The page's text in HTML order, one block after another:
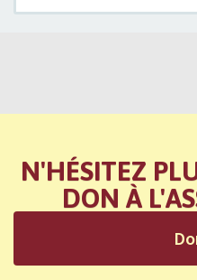
N'HÉSITEZ
DON À